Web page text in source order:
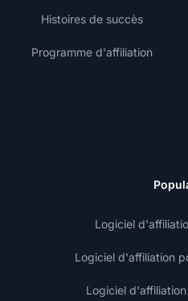
Histoires de succès
Programme d'affiliation
Logiciel
Logiciel d'affiliation
Logiciel